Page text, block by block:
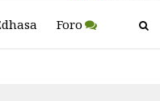
Foro